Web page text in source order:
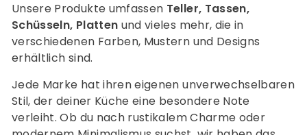
Unsere Produkte umfassen Teller, Tassen,
Schüsseln, Platten und vieles mehr, die in
verschiedenen Farben, Mustern und Designs
erhältlich sind.
Jede Marke hat ihren eigenen unverwechselbaren
Stil, der deiner Küche eine besondere Note
verleiht. Ob du nach rustikalem Charme oder